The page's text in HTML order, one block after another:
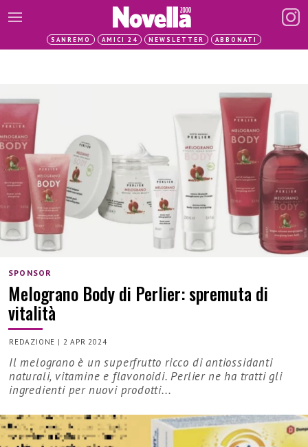
SANREMO AMICI 24 NEWSLETTER ABBONATI
SPONSOR
Melograno Body di Perlier: spremuta di
vitalità
REDAZIONE | 2 APR 2024
Il melograno è un superfrutto ricco di antiossidanti
naturali, vitamine e flavonoidi. Perlier ne ha tratti gli
ingredienti per nuovi prodotti...